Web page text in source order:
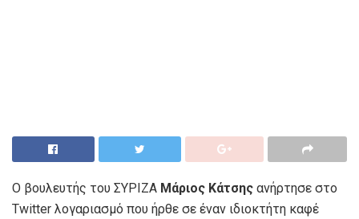
Ο βουλευτής του ΣΥΡΙΖΑ Μάριος Κάτσης ανήρτησε στο
Twitter λογαριασμό που ήρθε σε έναν ιδιοκτήτη καφέ